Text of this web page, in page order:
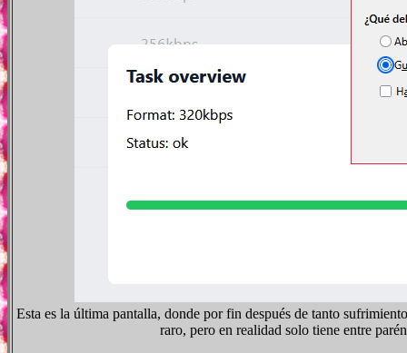
Esta es la última pantalla, donde por fin después de tanto
raro, pero en realidad solo tiene entre